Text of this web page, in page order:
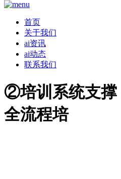
首页
关于我们
ai资讯
ai动态
联系我们
②培训系统支撑
全流程培